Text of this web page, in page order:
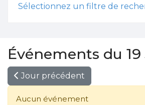
Sélectionnez un filtre de
Événements du
Jour précédent
Aucun événement